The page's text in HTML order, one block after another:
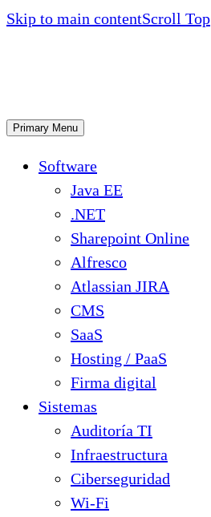
Skip to main contentScroll Top
Primary Menu
Software
Java EE
.NET
Sharepoint Online
Alfresco
Atlassian JIRA
CMS
SaaS
Hosting / PaaS
Firma digital
Sistemas
Auditoría TI
Infraestructura
Ciberseguridad
Wi-Fi